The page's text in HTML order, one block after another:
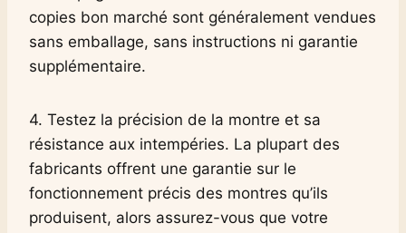
copies bon marché sont généralement vendues
sans emballage, sans instructions ni garantie
supplémentaire.
4. Testez la précision de la montre et sa
résistance aux intempéries. La plupart des
fabricants offrent une garantie sur le
fonctionnement précis des montres qu’ils
produisent, alors assurez-vous que votre